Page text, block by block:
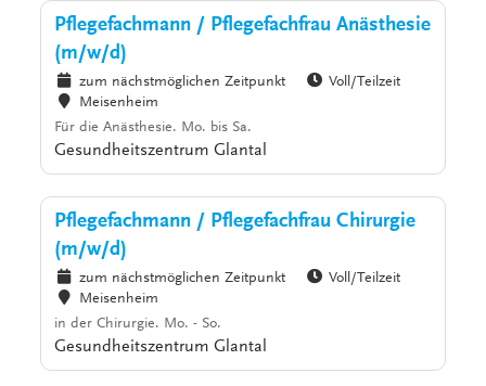
Pflegefachmann / Pflegefachfrau Anästhesie
(m/w/d)
zum nächstmöglichen Zeitpunkt
Voll/Teilzeit
Meisenheim
Für die Anästhesie. Mo. bis Sa.
Gesundheitszentrum Glantal
Pflegefachmann / Pflegefachfrau Chirurgie
(m/w/d)
zum nächstmöglichen Zeitpunkt
Voll/Teilzeit
Meisenheim
in der Chirurgie. Mo. - So.
Gesundheitszentrum Glantal